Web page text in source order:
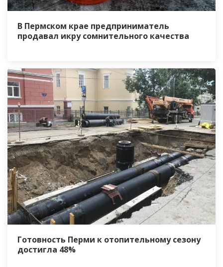
В Пермском крае предприниматель
продавал икру сомнительного качества
Готовность Перми к отопительному сезону
достигла 48%